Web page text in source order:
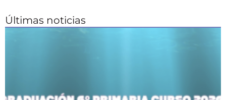
Últimas noticias